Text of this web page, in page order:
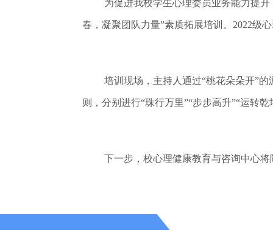
为促进我校学生心理委员业务能力提
春，凝聚团队力量”素质拓展培训。2022级
培训现场，主持人通过“桃花朵朵开”
则，分别进行“珠行万里”“步步高升”“运转
下一步，校心理健康教育与咨询中心